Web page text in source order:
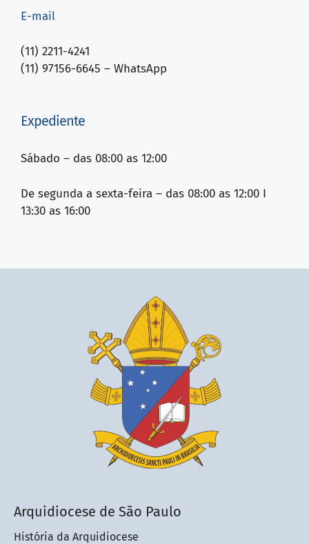
E-mail
(11) 2211-4241
(11) 97156-6645 – WhatsApp
Expediente
Sábado – das 08:00 as 12:00
De segunda a sexta-feira – das 08:00 as 12:00 I
13:30 as 16:00
Arquidiocese de São Paulo
História da Arquidiocese